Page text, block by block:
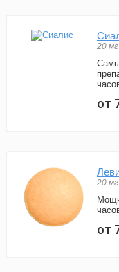
20 мг
от
20 мг
от